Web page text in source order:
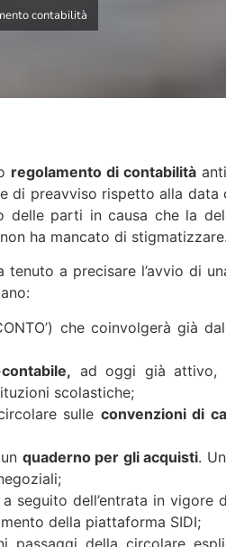
contabilità
regolamento di contabilità
di preavviso rispetto alla data
parti in causa che la
ha mancato di stigmatizzare.
a precisare l’avvio di
che coinvolgerà già
ad oggi già attivo,
scolastiche;
sulle convenzioni di
quaderno per gli acquisti.
seguito dell’entrata in vigore
della piattaforma SIDI;
passaggi della circolare